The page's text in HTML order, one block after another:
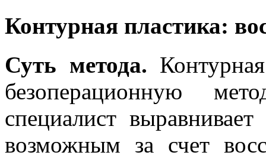
Контурная пластика:
Суть метода.
безоперационную
специалист
возможным за счет